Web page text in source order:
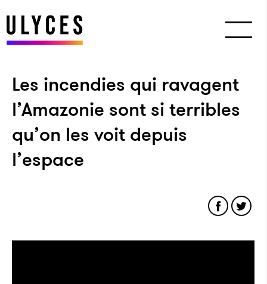
Les incendies qui ravagent
l’Amazonie sont si terribles
qu’on les voit depuis
l’espace